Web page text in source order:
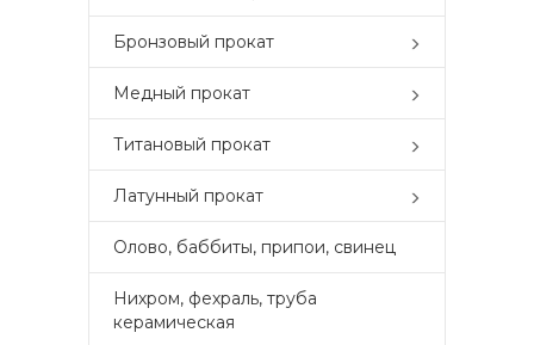
Бронзовый прокат
Медный прокат
Титановый прокат
Латунный прокат
Олово, баббиты, припои, свинец
Нихром, фехраль, труба
керамическая